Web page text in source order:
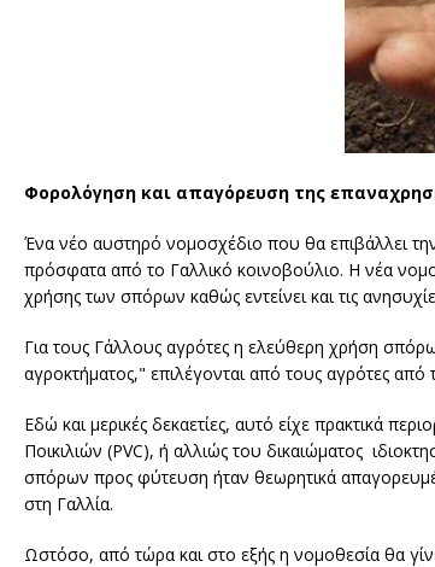
Φορολόγηση και απαγόρευση της
Ένα νέο αυστηρό νομοσχέδιο που θα επιβάλλει
πρόσφατα από το Γαλλικό κοινοβούλιο. Η νέα
χρήσης των σπόρων καθώς εντείνει και τις
Για τους Γάλλους αγρότες η ελεύθερη χρήση
αγροκτήματος," επιλέγονται από τους αγρότες από
Εδώ και μερικές δεκαετίες, αυτό είχε πρακτικά
Ποικιλιών (PVC), ή αλλιώς του δικαιώματος
σπόρων προς φύτευση ήταν θεωρητικά
στη Γαλλία.
Ωστόσο, από τώρα και στο εξής η νομοθεσία θα